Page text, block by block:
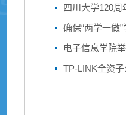
四川大学120周
确保“两学一做
电子信息学院
TP-LINK全资